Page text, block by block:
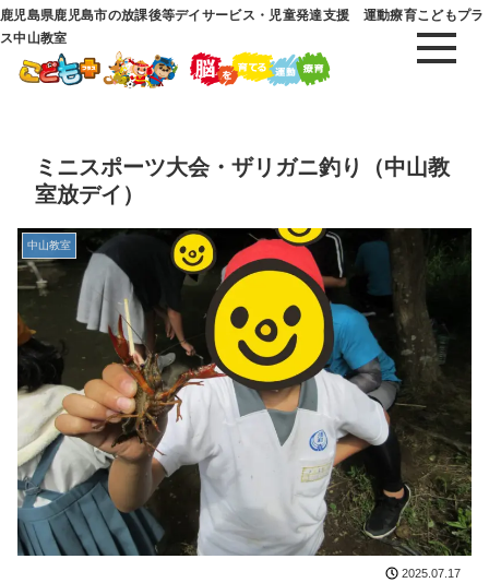
鹿児島県鹿児島市の放課後等デイサービス・児童発達支援 運動療育こどもプラ
ス中山教室
ミニスポーツ大会・ザリガニ釣り（中山教
室放デイ）
中山教室
2025.07.17